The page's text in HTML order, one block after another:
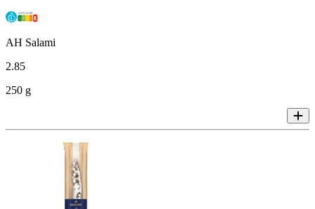
AH Salami
2.85
250 g